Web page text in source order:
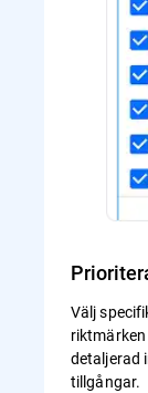
Välj
detaljerad
tillgångar.